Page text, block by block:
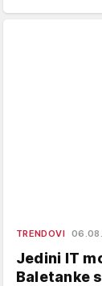
TRENDOVI
Jedini IT
Baletanke